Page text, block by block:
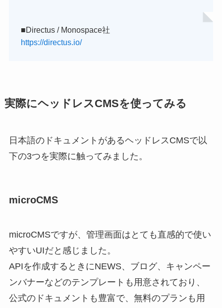
■Directus / Monospace社
https://directus.io/
実際にヘッドレスCMSを使ってみる
日本語のドキュメントがあるヘッドレスCMSで以
下の3つを実際に触ってみました。
microCMS
microCMSですが、管理画面はとても直感的で使い
やすいUIだと感じました。
APIを作成するときにNEWS、ブログ、キャンペー
ンバナーなどのテンプレートも用意されており、
公式のドキュメントも豊富で、無料のプランも用